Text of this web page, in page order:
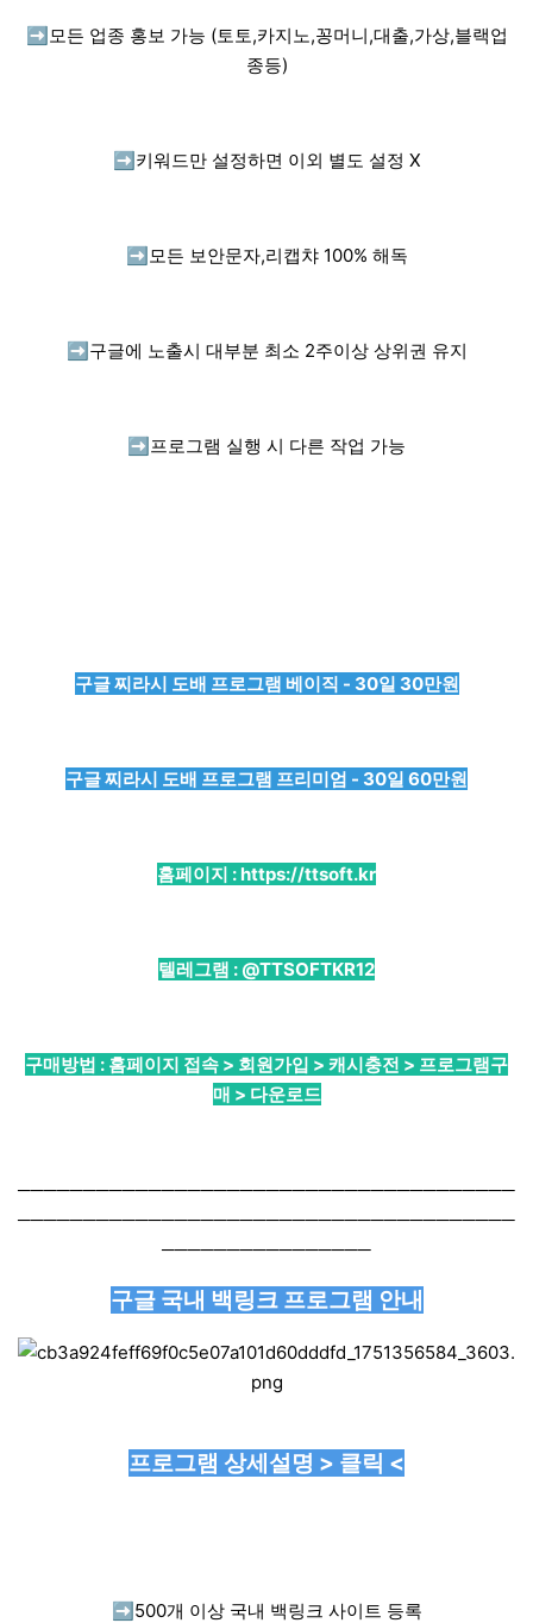
➡️ 모든 업종 홍보 가능 (토토,카지노,꽁머니,대출,가상,블랙업
종등)
➡️ 키워드만 설정하면 이외 별도 설정 X
➡️ 모든 보안문자,리캡챠 100% 해독
➡️ 구글에 노출시 대부분 최소 2주이상 상위권 유지
➡️ 프로그램 실행 시 다른 작업 가능
구글 찌라시 도배 프로그램 베이직 - 30일 30만원
구글 찌라시 도배 프로그램 프리미엄 - 30일 60만원
홈페이지 :https://ttsoft.kr
텔레그램 : @TTSOFTKR12
구매방법 : 홈페이지 접속 > 회원가입 > 캐시충전 > 프로그램구
매 > 다운로드
──────────────────────────────────────
──────────────────────────────────────
────────────────
구글 국내 백링크 프로그램 안내
프로그램 상세설명 > 클릭 <
➡️ 500개 이상 국내 백링크 사이트 등록